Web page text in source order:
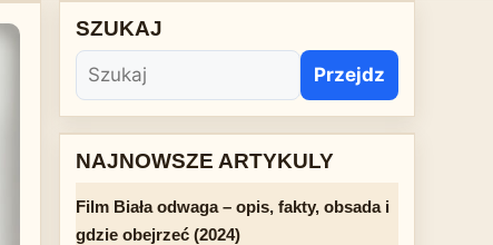
SZUKAJ
Przejdz
NAJNOWSZE ARTYKULY
Film Biała odwaga – opis, fakty, obsada i
gdzie obejrzeć (2024)